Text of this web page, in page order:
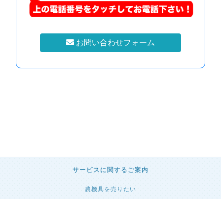
お問い合わせフォーム
サービスに関するご案内
農機具を売りたい